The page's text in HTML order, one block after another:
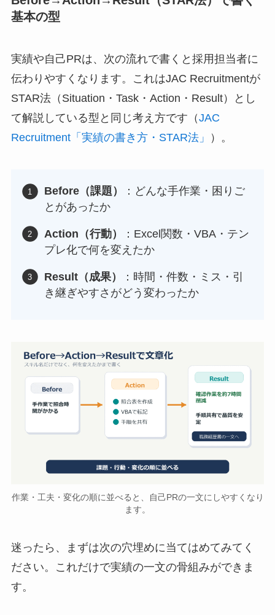
基本の型
実績や自己PRは、次の流れで書くと採用担当者に
伝わりやすくなります。これはJAC Recruitmentが
STAR法（Situation・Task・Action・Result）とし
て解説している型と同じ考え方です（JAC
Recruitment「実績の書き方・STAR法」
）。
Before（課題）
：どんな手作業・困りご
とがあったか
Action（行動）
：Excel関数・VBA・テン
プレ化で何を変えたか
Result（成果）
：時間・件数・ミス・引
き継ぎやすさがどう変わったか
作業・工夫・変化の順に並べると、自己PRの一文にしやすくなり
ます。
迷ったら、まずは次の穴埋めに当てはめてみてく
ださい。これだけで実績の一文の骨組みができま
す。